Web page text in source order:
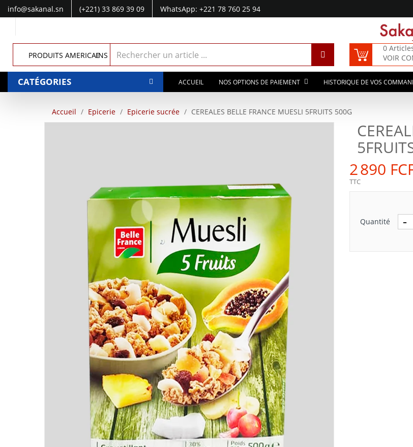
info@sakanal.sn (+221) 33 869 39 09
WhatsApp: +221 78 760 25 94
PRODUITS AMERICAINS
0
VOIR
CATÉGORIES ACCUEIL NOS OPTIONS DE PAIEMENT HISTORIQUE DE VOS
Accueil Epicerie Epicerie sucrée CEREALES BELLE FRANCE MUESLI 5FRUITS 500G
2 890
TTC
Quantité